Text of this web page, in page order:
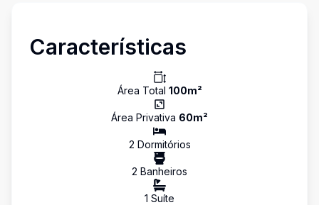
Características
Área Total 100m²
Área Privativa 60m²
2 Dormitórios
2 Banheiros
1 Suíte